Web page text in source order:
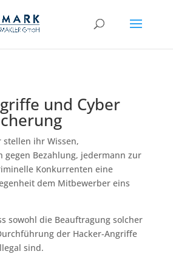
und Cyber
stellen ihr Wissen,
gegen Bezahlung, jedermann zur
Konkurrenten eine
dem Mitbewerber eins
sowohl die Beauftragung solcher
der Hacker-Angriffe
sind.